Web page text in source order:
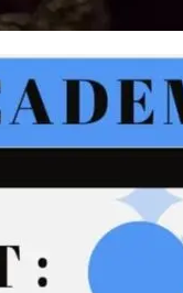
संपर्क करें